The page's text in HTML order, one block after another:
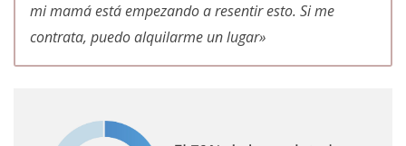
mi mamá está empezando a resentir esto. Si me
contrata, puedo alquilarme un lugar»